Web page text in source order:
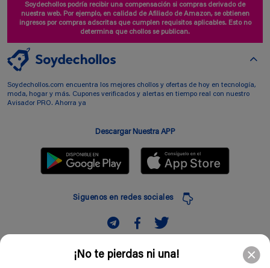
¡No te pierdas ni una!
Soydechollos podría recibir una compensación si compras derivado de
nuestra web. Por ejemplo, en calidad de Afiliado de Amazon, se obtienen
ingresos por compras adscritas que cumplen requisitos aplicables. Esto no
determina que chollos se publican.
Soydechollos.com encuentra los mejores chollos y ofertas de hoy en tecnología,
moda, hogar y más. Cupones verificados y alertas en tiempo real con nuestro
Avisador PRO. Ahorra ya
Descargar Nuestra APP
Siguenos en redes sociales
Suscribir